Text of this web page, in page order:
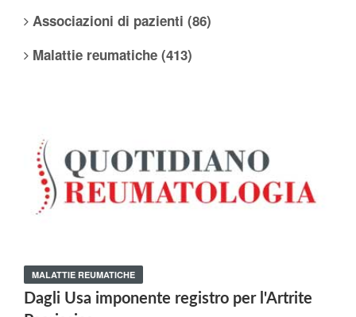
Associazioni di pazienti (86)
Malattie reumatiche (413)
MALATTIE REUMATICHE
Dagli Usa imponente registro per l'Artrite